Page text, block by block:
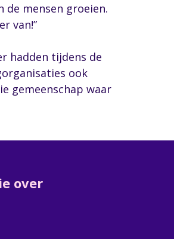
de mensen groeien.
van!”
hadden tijdens de
ook
gemeenschap waar
over